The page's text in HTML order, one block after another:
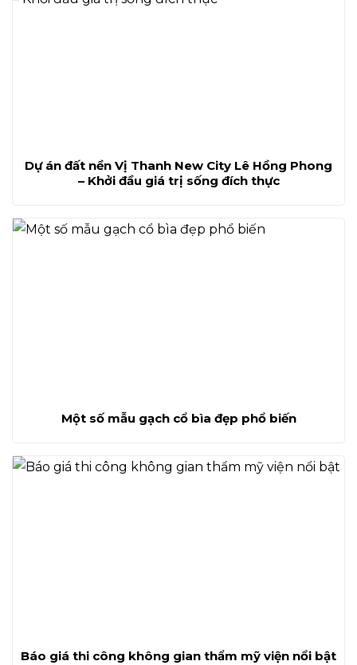
Dự án đất nền Vị Thanh New City Lê Hồng Phong
– Khởi đầu giá trị sống đích thực
Một số mẫu gạch cổ bìa đẹp phổ biến
Báo giá thi công không gian thẩm mỹ viện nổi bật